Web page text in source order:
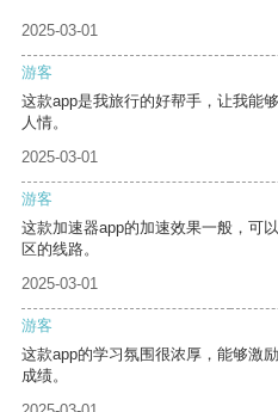
2025-03-01
游客
这款app是我旅行的好帮手，让我能
人情。
2025-03-01
游客
这款加速器app的加速效果一般，可
区的线路。
2025-03-01
游客
这款app的学习氛围很浓厚，能够激
成绩。